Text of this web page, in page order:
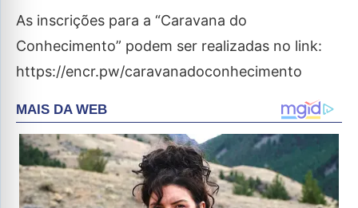
As inscrições para a “Caravana do
Conhecimento” podem ser realizadas no link:
https://encr.pw/caravanadoconhecimento